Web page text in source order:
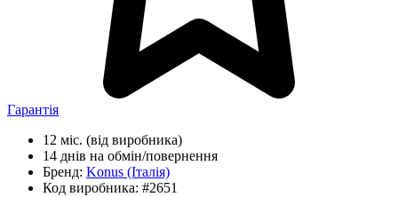
Гарантія
12 міс. (від виробника)
14 днів на обмін/повернення
Бренд: Konus (Італія)
Код виробника: #2651